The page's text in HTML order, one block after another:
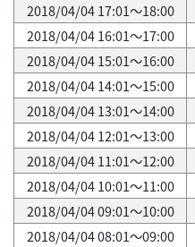
2018/04/04 17:01～18:00
2018/04/04 16:01～17:00
2018/04/04 15:01～16:00
2018/04/04 14:01～15:00
2018/04/04 13:01～14:00
2018/04/04 12:01～13:00
2018/04/04 11:01～12:00
2018/04/04 10:01～11:00
2018/04/04 09:01～10:00
2018/04/04 08:01～09:00